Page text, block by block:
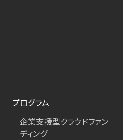
プログラム
企業支援型クラウドファン
ディング